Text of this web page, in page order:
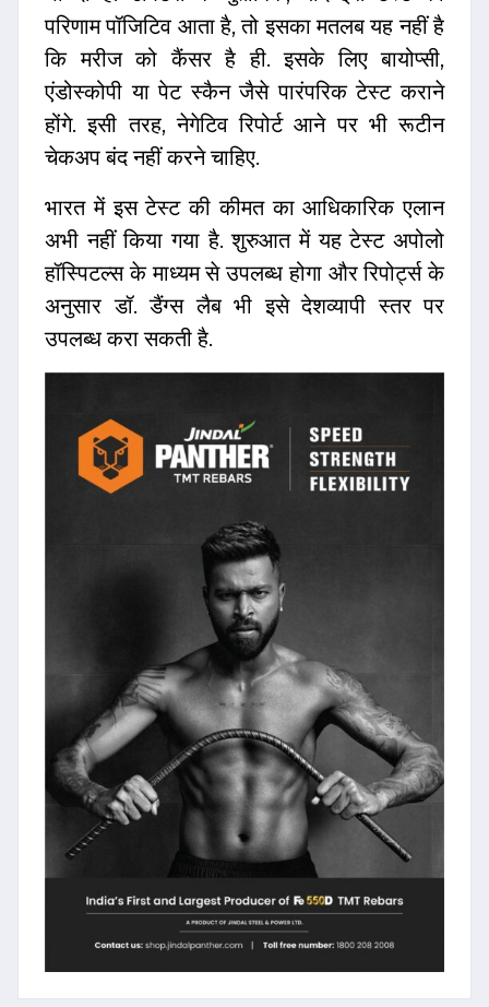
परिणाम पॉजिटिव आता है, तो इसका मतलब यह नहीं है
कि मरीज को कैंसर है ही. इसके लिए बायोप्सी,
एंडोस्कोपी या पेट स्कैन जैसे पारंपरिक टेस्ट कराने
होंगे. इसी तरह, नेगेटिव रिपोर्ट आने पर भी रूटीन
चेकअप बंद नहीं करने चाहिए.
भारत में इस टेस्ट की कीमत का आधिकारिक एलान
अभी नहीं किया गया है. शुरुआत में यह टेस्ट अपोलो
हॉस्पिटल्स के माध्यम से उपलब्ध होगा और रिपोर्ट्स के
अनुसार डॉ. डैंग्स लैब भी इसे देशव्यापी स्तर पर
उपलब्ध करा सकती है.